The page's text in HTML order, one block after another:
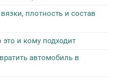
плотность и состав
и кому подходит
автомобиль в